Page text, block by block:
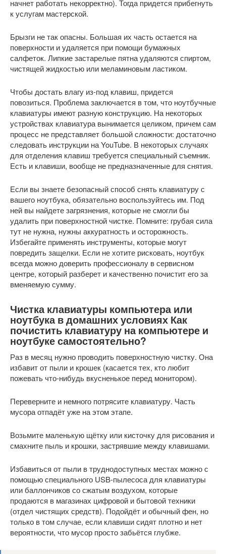
начнет работать некорректно). Тогда придется прибегнуть
к услугам мастерской.
Брызги не так опасны. Большая их часть остается на
поверхности и удаляется при помощи бумажных
салфеток. Липкие застарелые пятна удаляются спиртом,
чистящей жидкостью или меламиновым ластиком.
Чтобы достать влагу из-под клавиш, придется
повозиться. Проблема заключается в том, что ноутбучные
клавиатуры имеют разную конструкцию. На некоторых
устройствах клавиатура вынимается целиком, причем сам
процесс не представляет большой сложности: достаточно
следовать инструкции на YouTube. В некоторых случаях
для отделения клавиш требуется специальный съемник.
Есть и клавиши, вообще не предназначенные для снятия.
Если вы знаете безопасный способ снять клавиатуру с
вашего ноутбука, обязательно воспользуйтесь им. Под
ней вы найдете загрязнения, которые не смогли бы
удалить при поверхностной чистке. Помните: грубая сила
тут не нужна, нужны аккуратность и осторожность.
Избегайте применять инструменты, которые могут
повредить защелки. Если не хотите рисковать, ноутбук
всегда можно доверить профессионалу в сервисном
центре, который разберет и качественно почистит его за
вменяемую сумму.
Чистка клавиатуры компьютера или
ноутбука в домашних условиях Как
почистить клавиатуру на компьютере и
ноутбуке самостоятельно?
Раз в месяц нужно проводить поверхностную чистку. Она
избавит от пыли и крошек (касается тех, кто любит
пожевать что-нибудь вкусненькое перед монитором).
Переверните и немного потрясите клавиатуру. Часть
мусора отпадёт уже на этом этапе.
Возьмите маленькую щётку или кисточку для рисования и
смахните пыль и крошки, застрявшие между клавишами.
Избавиться от пыли в труднодоступных местах можно с
помощью специального USB-пылесоса для клавиатуры
или баллончиков со сжатым воздухом, которые
продаются в магазинах цифровой и бытовой техники
(отдел чистящих средств). Подойдёт и обычный фен, но
только в том случае, если клавиши сидят плотно и нет
вероятности, что мусор просто забьётся глубже.